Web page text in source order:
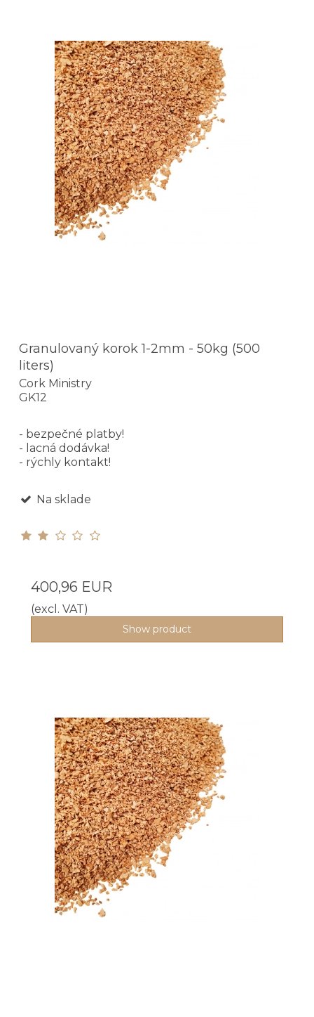
Granulovaný korok 1-2mm - 50kg (500
liters)
Cork Ministry
GK12
- bezpečné platby!
- lacná dodávka!
- rýchly kontakt!
Na sklade
400,96 EUR
(excl. VAT)
Show product